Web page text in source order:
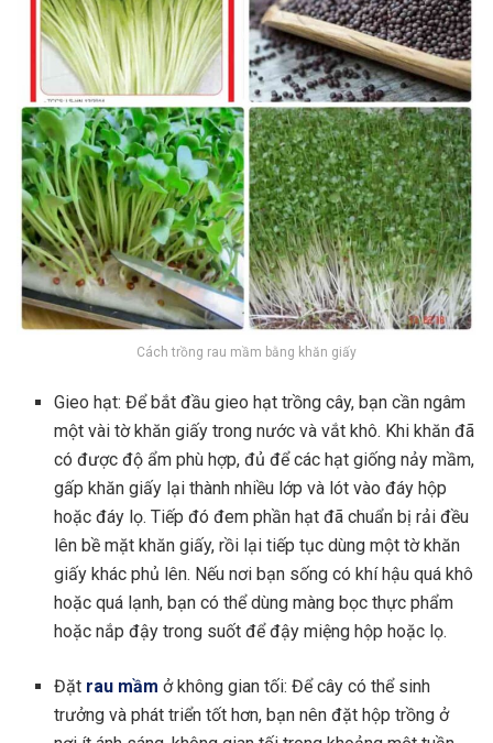
Cách trồng rau mầm bằng khăn giấy
Gieo hạt: Để bắt đầu gieo hạt trồng cây, bạn cần ngâm
một vài tờ khăn giấy trong nước và vắt khô. Khi khăn đã
có được độ ẩm phù hợp, đủ để các hạt giống nảy mầm,
gấp khăn giấy lại thành nhiều lớp và lót vào đáy hộp
hoặc đáy lọ. Tiếp đó đem phần hạt đã chuẩn bị rải đều
lên bề mặt khăn giấy, rồi lại tiếp tục dùng một tờ khăn
giấy khác phủ lên. Nếu nơi bạn sống có khí hậu quá khô
hoặc quá lạnh, bạn có thể dùng màng bọc thực phẩm
hoặc nắp đậy trong suốt để đậy miệng hộp hoặc lọ.
Đặt rau mầm ở không gian tối: Để cây có thể sinh
trưởng và phát triển tốt hơn, bạn nên đặt hộp trồng ở